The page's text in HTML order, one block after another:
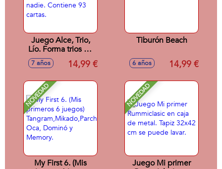
Juego Alce, Trio,
Lío. Forma trios de
animales antes que
nadie. Contiene 93
7 años 14,99 €
Tiburón Beach
6 años 14,99 €
NOVEDAD
My First 6. (Mis
NOVEDAD
Juego Mi primer